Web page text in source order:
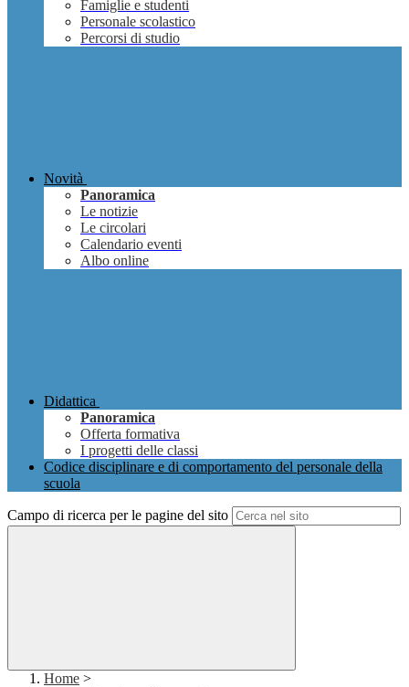
Famiglie e studenti
Personale scolastico
Percorsi di studio
Novità
Panoramica
Le notizie
Le circolari
Calendario eventi
Albo online
Didattica
Panoramica
Offerta formativa
I progetti delle classi
Codice disciplinare e di comportamento del personale della
scuola
Campo di ricerca per le pagine del sito
Home >